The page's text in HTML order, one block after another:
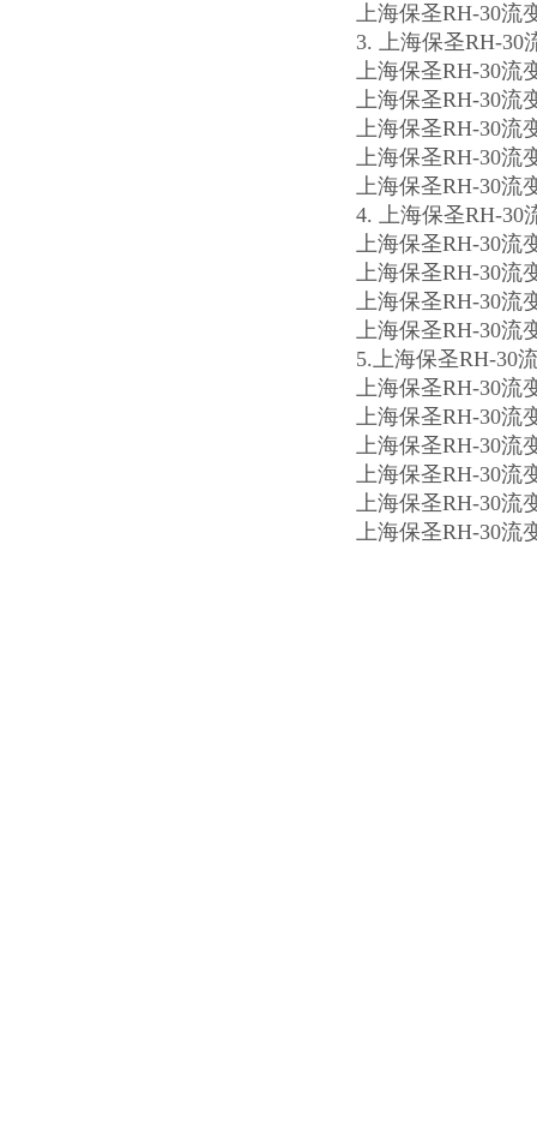
上海保圣RH-30流
3. 上海保圣RH-30
上海保圣RH-30流
上海保圣RH-30流
上海保圣RH-30流
上海保圣RH-30流
上海保圣RH-30流
4. 上海保圣RH-30
上海保圣RH-30流
上海保圣RH-30流
上海保圣RH-30流
上海保圣RH-30流
5.上海保圣RH-30
上海保圣RH-30流
上海保圣RH-30流
上海保圣RH-30流
上海保圣RH-30流
上海保圣RH-30流
上海保圣RH-30流